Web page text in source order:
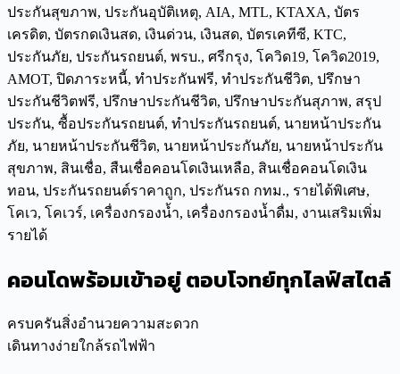
คอนโดพร้อมเข้าอยู่ ตอบโจทย์ทุกไลฟ์สไตล์
ครบครันสิ่งอำนวยความสะดวก
เดินทางง่ายใกล้รถไฟฟ้า